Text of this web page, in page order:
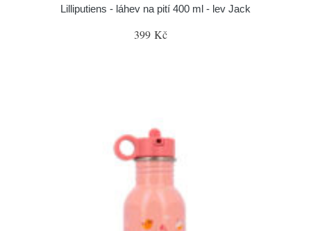
Lilliputiens - láhev na pití 400 ml - lev Jack
399 Kč